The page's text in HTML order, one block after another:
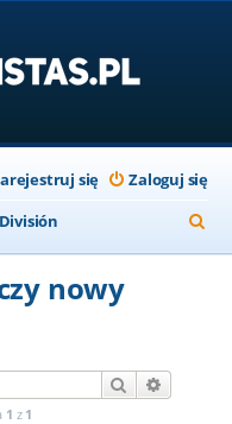
Zaloguj się
się
z
nowy
Szukaj
1 z 1